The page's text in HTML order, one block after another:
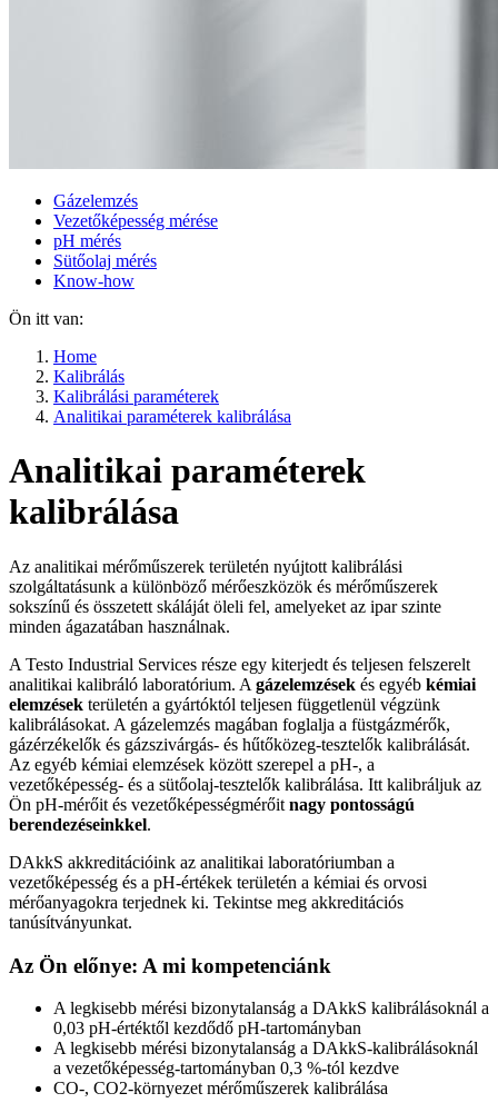
Gázelemzés
Vezetőképesség mérése
pH mérés
Sütőolaj mérés
Know-how
Ön itt van:
Home
Kalibrálás
Kalibrálási paraméterek
Analitikai paraméterek kalibrálása
Analitikai paraméterek
kalibrálása
Az analitikai mérőműszerek területén nyújtott kalibrálási
szolgáltatásunk a különböző mérőeszközök és mérőműszerek
sokszínű és összetett skáláját öleli fel, amelyeket az ipar szinte
minden ágazatában használnak.
A Testo Industrial Services része egy kiterjedt és teljesen felszerelt
analitikai kalibráló laboratórium. A gázelemzések és egyéb kémiai
elemzések területén a gyártóktól teljesen függetlenül végzünk
kalibrálásokat. A gázelemzés magában foglalja a füstgázmérők,
gázérzékelők és gázszivárgás- és hűtőközeg-tesztelők kalibrálását.
Az egyéb kémiai elemzések között szerepel a pH-, a
vezetőképesség- és a sütőolaj-tesztelők kalibrálása. Itt kalibráljuk az
Ön pH-mérőit és vezetőképességmérőit nagy pontosságú
berendezéseinkkel.
DAkkS akkreditációink az analitikai laboratóriumban a
vezetőképesség és a pH-értékek területén a kémiai és orvosi
mérőanyagokra terjednek ki. Tekintse meg akkreditációs
tanúsítványunkat.
Az Ön előnye: A mi kompetenciánk
A legkisebb mérési bizonytalanság a DAkkS kalibrálásoknál a
0,03 pH-értéktől kezdődő pH-tartományban
A legkisebb mérési bizonytalanság a DAkkS-kalibrálásoknál
a vezetőképesség-tartományban 0,3 %-tól kezdve
CO-, CO2-környezet mérőműszerek kalibrálása